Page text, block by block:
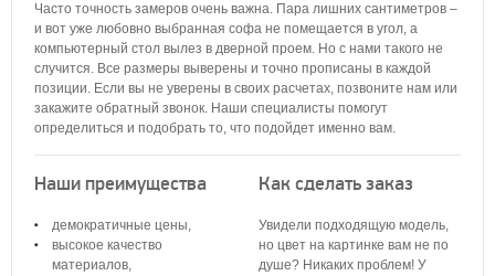
Часто точность замеров очень важна. Пара лишних сантиметров –
и вот уже любовно выбранная софа не помещается в угол, а
компьютерный стол вылез в дверной проем. Но с нами такого не
случится. Все размеры выверены и точно прописаны в каждой
позиции. Если вы не уверены в своих расчетах, позвоните нам или
закажите обратный звонок. Наши специалисты помогут
определиться и подобрать то, что подойдет именно вам.
Наши преимущества
демократичные цены,
высокое качество
материалов,
Как сделать заказ
Увидели подходящую модель,
но цвет на картинке вам не по
душе? Никаких проблем! У